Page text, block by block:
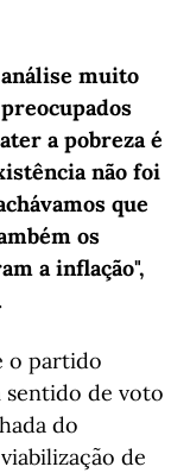
muito
a pobreza é
não foi
que
os
a inflação",
o partido
sentido de voto
do
de